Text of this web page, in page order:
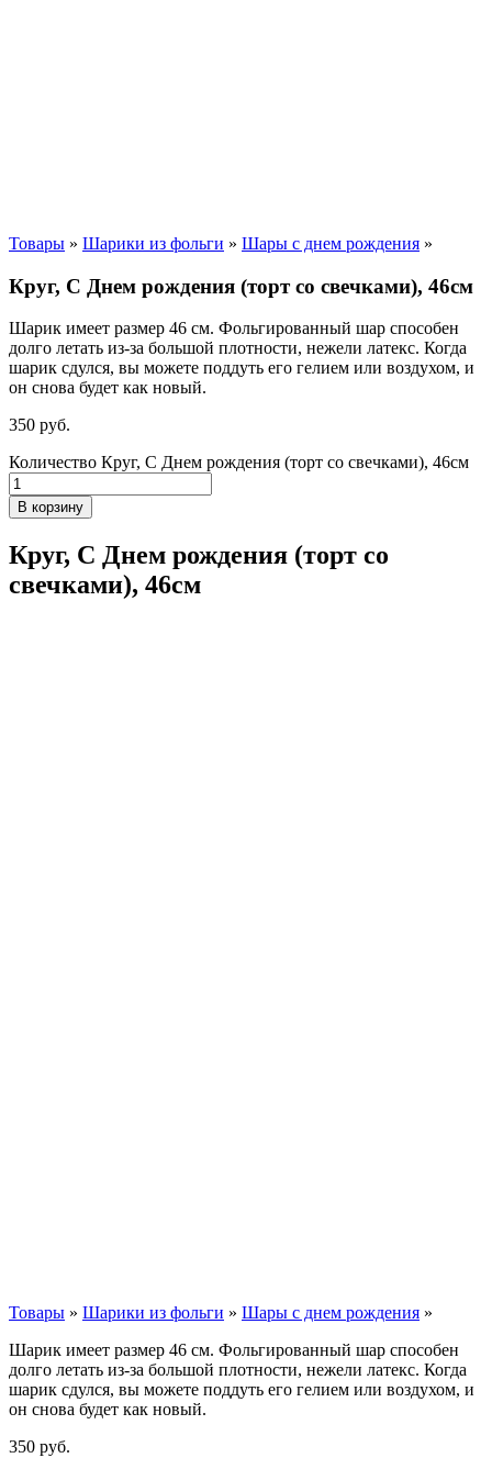
Товары » Шарики из фольги » Шары с днем рождения »
Круг, С Днем рождения (торт со свечками), 46см
Шарик имеет размер 46 см. Фольгированный шар способен
долго летать из-за большой плотности, нежели латекс. Когда
шарик сдулся, вы можете поддуть его гелием или воздухом, и
он снова будет как новый.
350 руб.
Количество Круг, С Днем рождения (торт со свечками), 46см
В корзину
Круг, С Днем рождения (торт со
свечками), 46см
Товары » Шарики из фольги » Шары с днем рождения »
Шарик имеет размер 46 см. Фольгированный шар способен
долго летать из-за большой плотности, нежели латекс. Когда
шарик сдулся, вы можете поддуть его гелием или воздухом, и
он снова будет как новый.
350 руб.